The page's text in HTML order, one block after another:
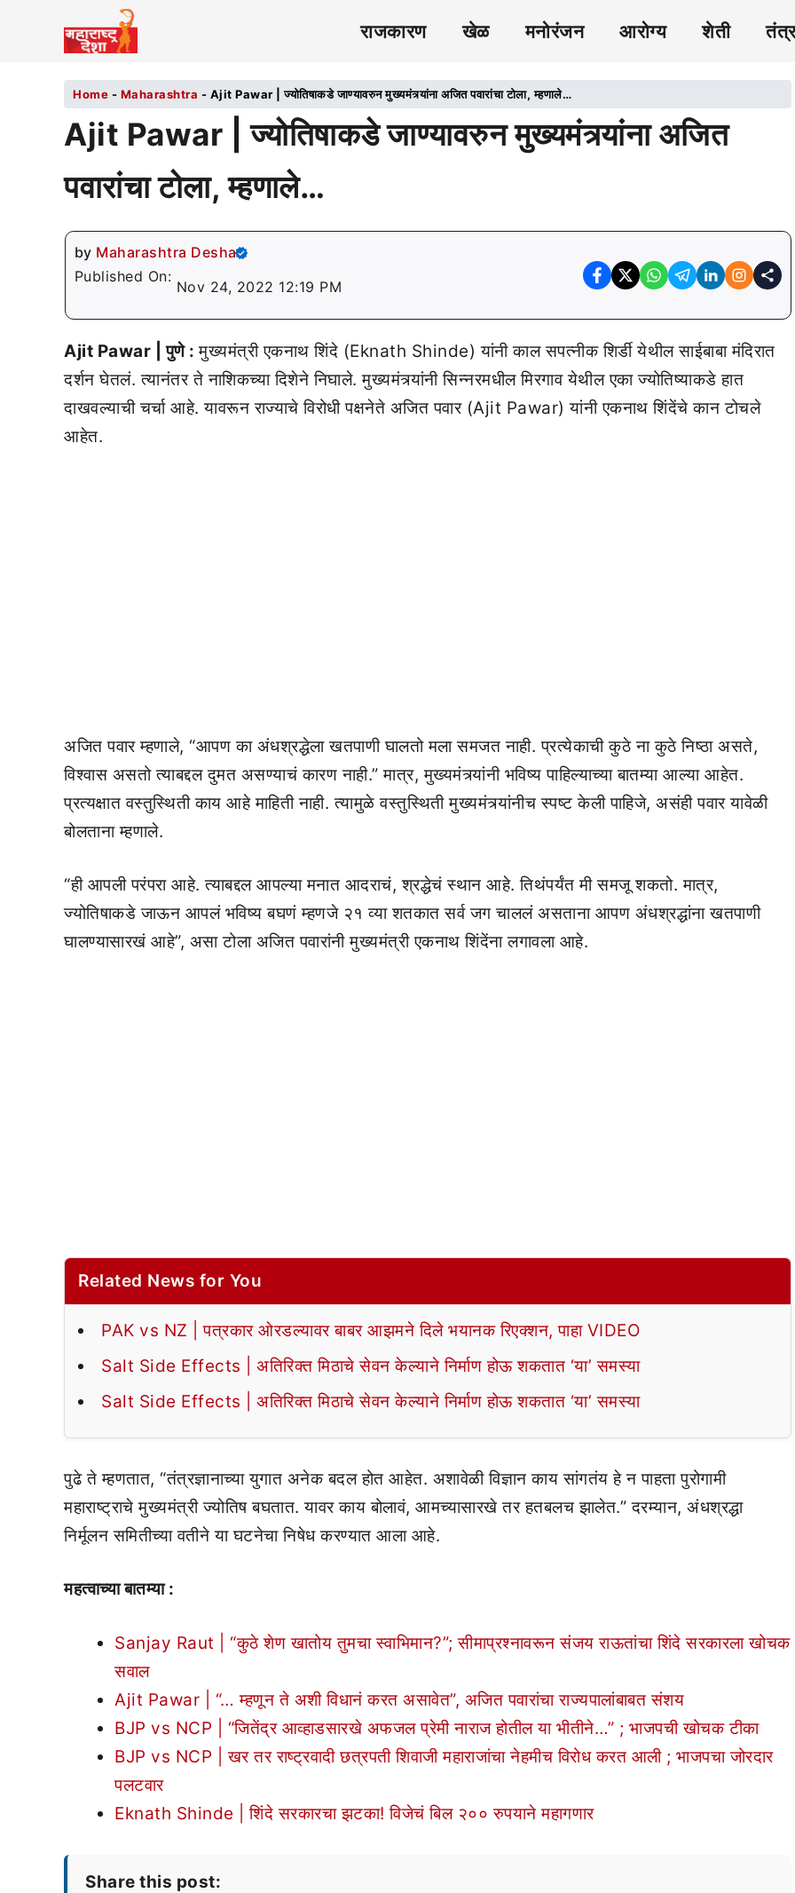
राजकारण खेळ मनोरंजन आरोग्य शेती
Home - Maharashtra - Ajit Pawar | ज्योतिषाकडे जाण्यावरुन मुख्यमंत्र्यांना अजित पवारांचा टोला, म्हणाले…
Ajit Pawar | ज्योतिषाकडे जाण्यावरुन मुख्यमंत्र्यांना अजित
पवारांचा टोला, म्हणाले…
by Maharashtra Desha
Published On:
Nov 24, 2022 12:19 PM
Ajit Pawar | पुणे :मुख्यमंत्री एकनाथ शिंदे (Eknath Shinde) यांनी काल सपत्नीक शिर्डी येथील साईबाबा मंदिरात
दर्शन घेतलं. त्यानंतर ते नाशिकच्या दिशेने निघाले. मुख्यमंत्र्यांनी सिन्नरमधील मिरगाव येथील एका ज्योतिष्याकडे हात
दाखवल्याची चर्चा आहे. यावरून राज्याचे विरोधी पक्षनेते अजित पवार (Ajit Pawar) यांनी एकनाथ शिंदेंचे कान टोचले
आहेत.
अजित पवार म्हणाले, “आपण का अंधश्रद्धेला खतपाणी घालतो मला समजत नाही. प्रत्येकाची कुठे ना कुठे निष्ठा असते,
विश्वास असतो त्याबद्दल दुमत असण्याचं कारण नाही.” मात्र, मुख्यमंत्र्यांनी भविष्य पाहिल्याच्या बातम्या आल्या आहेत.
प्रत्यक्षात वस्तुस्थिती काय आहे माहिती नाही. त्यामुळे वस्तुस्थिती मुख्यमंत्र्यांनीच स्पष्ट केली पाहिजे, असंही पवार यावेळी
बोलताना म्हणाले.
“ही आपली परंपरा आहे. त्याबद्दल आपल्या मनात आदराचं, श्रद्धेचं स्थान आहे. तिथंपर्यंत मी समजू शकतो. मात्र,
ज्योतिषाकडे जाऊन आपलं भविष्य बघणं म्हणजे २१ व्या शतकात सर्व जग चाललं असताना आपण अंधश्रद्धांना खतपाणी
घालण्यासारखं आहे”, असा टोला अजित पवारांनी मुख्यमंत्री एकनाथ शिंदेंना लगावला आहे.
Related News for You
PAK vs NZ | पत्रकार ओरडल्यावर बाबर आझमने दिले भयानक रिएक्शन, पाहा VIDEO
Salt Side Effects | अतिरिक्त मिठाचे सेवन केल्याने निर्माण होऊ शकतात ‘या’ समस्या
Salt Side Effects | अतिरिक्त मिठाचे सेवन केल्याने निर्माण होऊ शकतात ‘या’ समस्या
पुढे ते म्हणतात, “तंत्रज्ञानाच्या युगात अनेक बदल होत आहेत. अशावेळी विज्ञान काय सांगतंय हे न पाहता पुरोगामी
महाराष्ट्राचे मुख्यमंत्री ज्योतिष बघतात. यावर काय बोलावं, आमच्यासारखे तर हतबलच झालेत.” दरम्यान, अंधश्रद्धा
निर्मूलन समितीच्या वतीने या घटनेचा निषेध करण्यात आला आहे.
महत्वाच्या बातम्या :
Sanjay Raut | “कुठे शेण खातोय तुमचा स्वाभिमान?”; सीमाप्रश्नावरून संजय राऊतांचा शिंदे सरकारला खोचक
सवाल
Ajit Pawar | “… म्हणून ते अशी विधानं करत असावेत”, अजित पवारांचा राज्यपालांबाबत संशय
BJP vs NCP | “जितेंद्र आव्हाडसारखे अफजल प्रेमी नाराज होतील या भीतीने…” ; भाजपची खोचक टीका
BJP vs NCP | खर तर राष्ट्रवादी छत्रपती शिवाजी महाराजांचा नेहमीच विरोध करत आली ; भाजपचा जोरदार
पलटवार
Eknath Shinde | शिंदे सरकारचा झटका! विजेचं बिल २०० रुपयाने महागणार
Share this post: